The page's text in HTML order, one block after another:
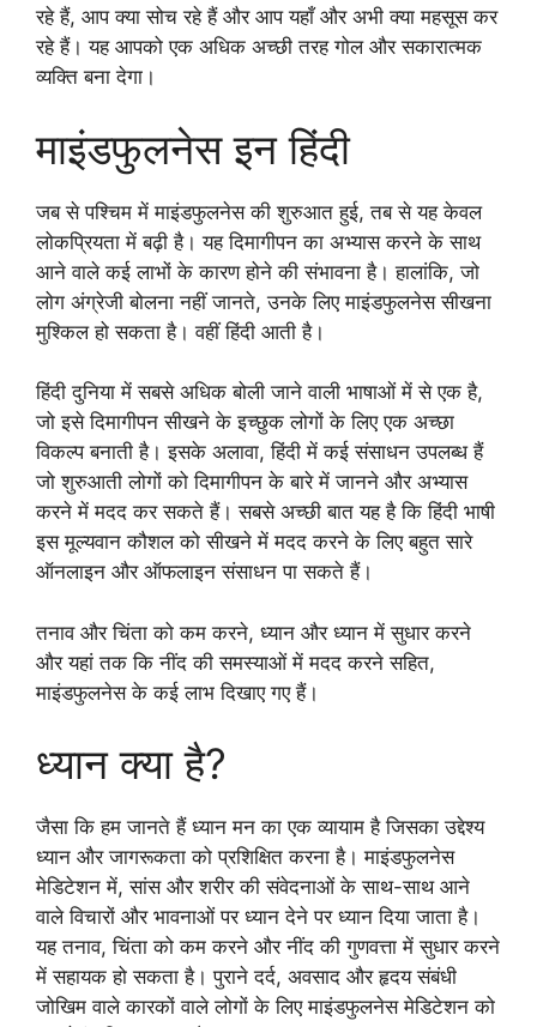
रहे हैं, आप क्या सोच रहे हैं और आप यहाँ और अभी क्या महसूस कर
रहे हैं। यह आपको एक अधिक अच्छी तरह गोल और सकारात्मक
व्यक्ति बना देगा।
माइंडफुलनेस इन हिंदी
जब से पश्चिम में माइंडफुलनेस की शुरुआत हुई, तब से यह केवल
लोकप्रियता में बढ़ी है। यह दिमागीपन का अभ्यास करने के साथ
आने वाले कई लाभों के कारण होने की संभावना है। हालांकि, जो
लोग अंग्रेजी बोलना नहीं जानते, उनके लिए माइंडफुलनेस सीखना
मुश्किल हो सकता है। वहीं हिंदी आती है।
हिंदी दुनिया में सबसे अधिक बोली जाने वाली भाषाओं में से एक है,
जो इसे दिमागीपन सीखने के इच्छुक लोगों के लिए एक अच्छा
विकल्प बनाती है। इसके अलावा, हिंदी में कई संसाधन उपलब्ध हैं
जो शुरुआती लोगों को दिमागीपन के बारे में जानने और अभ्यास
करने में मदद कर सकते हैं। सबसे अच्छी बात यह है कि हिंदी भाषी
इस मूल्यवान कौशल को सीखने में मदद करने के लिए बहुत सारे
ऑनलाइन और ऑफलाइन संसाधन पा सकते हैं।
तनाव और चिंता को कम करने, ध्यान और ध्यान में सुधार करने
और यहां तक कि नींद की समस्याओं में मदद करने सहित,
माइंडफुलनेस के कई लाभ दिखाए गए हैं।
ध्यान क्या है?
जैसा कि हम जानते हैं ध्यान मन का एक व्यायाम है जिसका उद्देश्य
ध्यान और जागरूकता को प्रशिक्षित करना है। माइंडफुलनेस
मेडिटेशन में, सांस और शरीर की संवेदनाओं के साथ-साथ आने
वाले विचारों और भावनाओं पर ध्यान देने पर ध्यान दिया जाता है।
यह तनाव, चिंता को कम करने और नींद की गुणवत्ता में सुधार करने
में सहायक हो सकता है। पुराने दर्द, अवसाद और हृदय संबंधी
जोखिम वाले कारकों वाले लोगों के लिए माइंडफुलनेस मेडिटेशन को